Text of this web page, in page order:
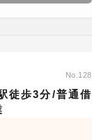
No.128
徒歩3分/普通借